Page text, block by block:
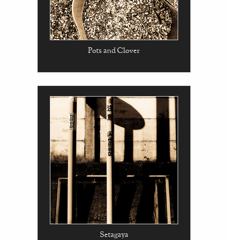
Pots and Clover
Setagaya